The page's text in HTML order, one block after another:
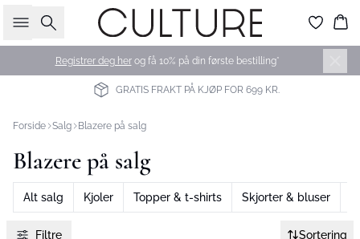
Søk
Registrer deg herog få 10% på din første bestilling*
GRATIS FRAKT PÅ KJØP FOR 699 KR.
Forside Salg Blazere på salg
Blazere på salg
Alt salg Kjoler Topper & t-shirts Skjorter & bluser
Filtre Sortering